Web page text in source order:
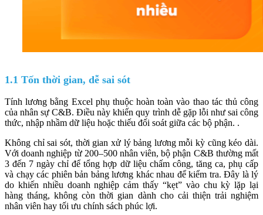
1.1 Tốn thời gian, dễ sai sót
Tính lương bằng Excel phụ thuộc hoàn toàn vào thao tác thủ công
của nhân sự C&B. Điều này khiến quy trình dễ gặp lỗi như sai công
thức, nhập nhầm dữ liệu hoặc thiếu đối soát giữa các bộ phận. .
Không chỉ sai sót, thời gian xử lý bảng lương mỗi kỳ cũng kéo dài.
Với doanh nghiệp từ 200–500 nhân viên, bộ phận C&B thường mất
3 đến 7 ngày chỉ để tổng hợp dữ liệu chấm công, tăng ca, phụ cấp
và chạy các phiên bản bảng lương khác nhau để kiểm tra. Đây là lý
do khiến nhiều doanh nghiệp cảm thấy “kẹt” vào chu kỳ lặp lại
hàng tháng, không còn thời gian dành cho cải thiện trải nghiệm
nhân viên hay tối ưu chính sách phúc lợi.